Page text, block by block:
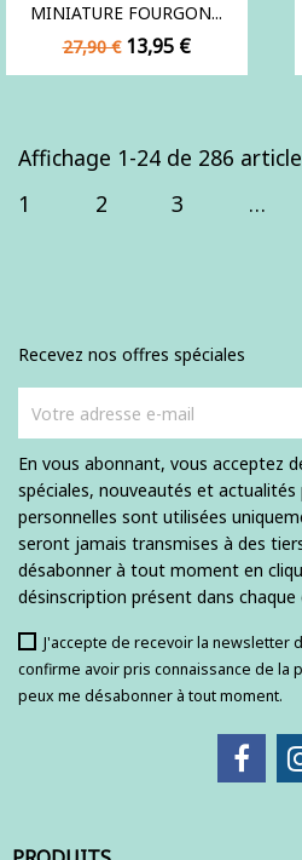
MINIATURE FOURGON...
Prix
de
27,90 € Prix
13,95 €
Affichage 1-24 de 286
1
2 3 …
Recevez nos offres spéciales
En vous abonnant, vous acceptez
spéciales, nouveautés et actualités
personnelles sont utilisées
seront jamais transmises à des
désabonner à tout moment en
désinscription présent dans chaque
J'accepte de recevoir la newsletter
confirme avoir pris connaissance de la
peux me désabonner à tout moment.